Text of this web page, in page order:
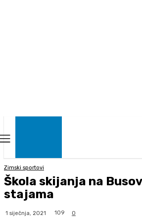
Zimski sportovi
Škola skijanja na
stajama
1 siječnja, 2021 109 0